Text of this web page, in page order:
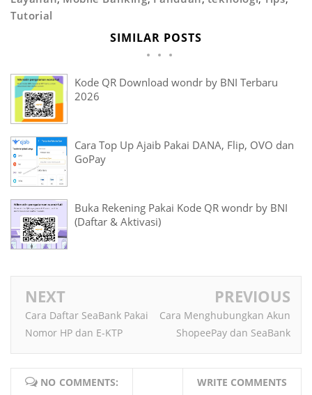
Tutorial
SIMILAR POSTS
Kode QR Download wondr by BNI Terbaru
2026
Cara Top Up Ajaib Pakai DANA, Flip, OVO dan
GoPay
Buka Rekening Pakai Kode QR wondr by BNI
(Daftar & Aktivasi)
NEXT
Cara Daftar SeaBank Pakai
Nomor HP dan E-KTP
PREVIOUS
Cara Menghubungkan Akun
ShopeePay dan SeaBank
NO COMMENTS: WRITE COMMENTS